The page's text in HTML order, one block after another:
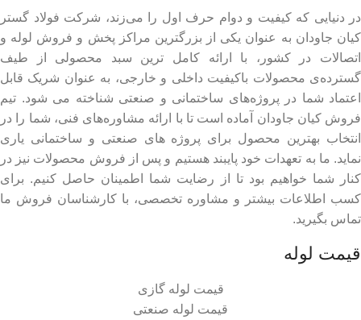
در دنیایی که کیفیت و دوام حرف اول را می‌زند، شرکت فولاد گستر
کیان جاودان به عنوان یکی از بزرگترین مراکز پخش و فروش لوله و
اتصالات در کشور، با ارائه کامل ترین سبد محصولی از طیف
گسترده‌‌ی محصولات باکیفیت داخلی و خارجی، به عنوان شریک قابل
اعتماد شما در پروژه‌های ساختمانی و صنعتی شناخته می شود. تیم
فروش کیان جاودان آماده است تا با ارائه مشاوره‌های فنی، شما را در
انتخاب بهترین محصول برای پروژه های صنعتی و ساختمانی یاری
نماید. ما به تعهدات خود پایبند هستیم و پس از فروش محصولات نیز در
کنار شما خواهیم بود تا از رضایت شما اطمینان حاصل کنیم. برای
کسب اطلاعات بیشتر و مشاوره تخصصی، با کارشناسان فروش ما
تماس بگیرید.
قیمت لوله
قیمت لوله گازی
قیمت لوله صنعتی